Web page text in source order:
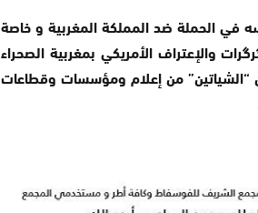
في الحملة ضد المملكة المغربية و خاصة
والإعتراف الأمريكي بمغربية الصحراء
“الشياتين” من إعلام ومؤسسات وقطاعات